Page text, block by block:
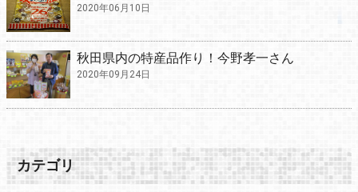
2020年06月10日
秋田県内の特産品作り！今野孝一さん
2020年09月24日
カテゴリ